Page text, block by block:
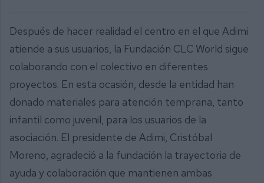
Después de hacer realidad el centro en el que Adimi
atiende a sus usuarios, la Fundación CLC World sigue
colaborando con el colectivo en diferentes
proyectos. En esta ocasión, desde la entidad han
donado materiales para atención temprana, tanto
infantil como juvenil, para los usuarios de la
asociación. El presidente de Adimi, Cristóbal
Moreno, agradeció a la fundación la trayectoria de
ayuda y colaboración que mantienen ambas